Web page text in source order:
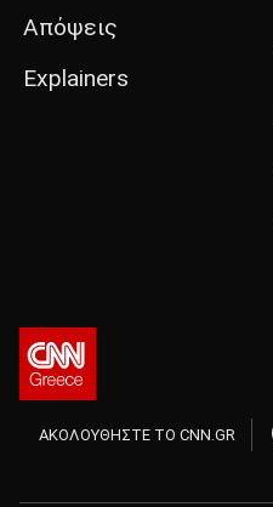
Απόψεις
Explainers
ΑΚΟΛΟΥΘΗΣΤΕ ΤΟ CNN.GR